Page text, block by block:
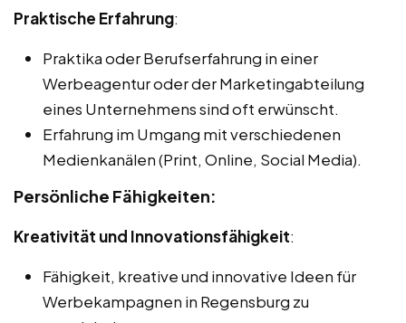
Praktische Erfahrung:
Praktika oder Berufserfahrung in einer
Werbeagentur oder der Marketingabteilung
eines Unternehmens sind oft erwünscht.
Erfahrung im Umgang mit verschiedenen
Medienkanälen (Print, Online, Social Media).
Persönliche Fähigkeiten:
Kreativität und Innovationsfähigkeit:
Fähigkeit, kreative und innovative Ideen für
Werbekampagnen in Regensburg zu